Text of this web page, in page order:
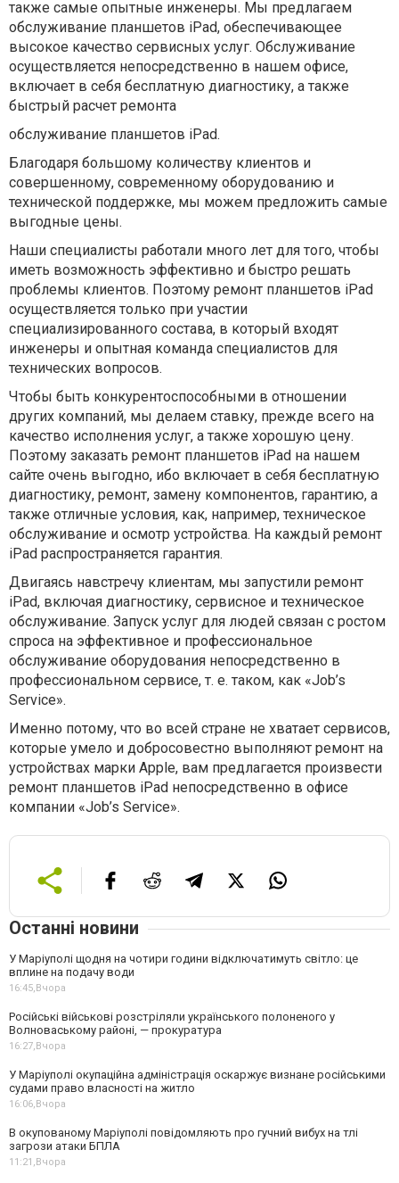
также самые опытные инженеры. Мы предлагаем
обслуживание планшетов iPad, обеспечивающее
высокое качество сервисных услуг. Обслуживание
осуществляется непосредственно в нашем офисе,
включает в себя бесплатную диагностику, а также
быстрый расчет ремонта
обслуживание планшетов iPad.
Благодаря большому количеству клиентов и
совершенному, современному оборудованию и
технической поддержке, мы можем предложить самые
выгодные цены.
Наши специалисты работали много лет для того, чтобы
иметь возможность эффективно и быстро решать
проблемы клиентов. Поэтому ремонт планшетов iPad
осуществляется только при участии
специализированного состава, в который входят
инженеры и опытная команда специалистов для
технических вопросов.
Чтобы быть конкурентоспособными в отношении
других компаний, мы делаем ставку, прежде всего на
качество исполнения услуг, а также хорошую цену.
Поэтому заказать ремонт планшетов iPad на нашем
сайте очень выгодно, ибо включает в себя бесплатную
диагностику, ремонт, замену компонентов, гарантию, а
также отличные условия, как, например, техническое
обслуживание и осмотр устройства. На каждый ремонт
iPad распространяется гарантия.
Двигаясь навстречу клиентам, мы запустили ремонт
iPad, включая диагностику, сервисное и техническое
обслуживание. Запуск услуг для людей связан с ростом
спроса на эффективное и профессиональное
обслуживание оборудования непосредственно в
профессиональном сервисе, т. е. таком, как «Job’s
Service».
Именно потому, что во всей стране не хватает сервисов,
которые умело и добросовестно выполняют ремонт на
устройствах марки Apple, вам предлагается произвести
ремонт планшетов iPad непосредственно в офисе
компании «Job’s Service».
Останні новини
У Маріуполі щодня на чотири години відключатимуть світло: це
вплине на подачу води
16:45,Вчора
Російські військові розстріляли українського полоненого у
Волноваському районі, — прокуратура
16:27,Вчора
У Маріуполі окупаційна адміністрація оскаржує визнане російськими
судами право власності на житло
16:06,Вчора
В окупованому Маріуполі повідомляють про гучний вибух на тлі
загрози атаки БПЛА
11:21,Вчора